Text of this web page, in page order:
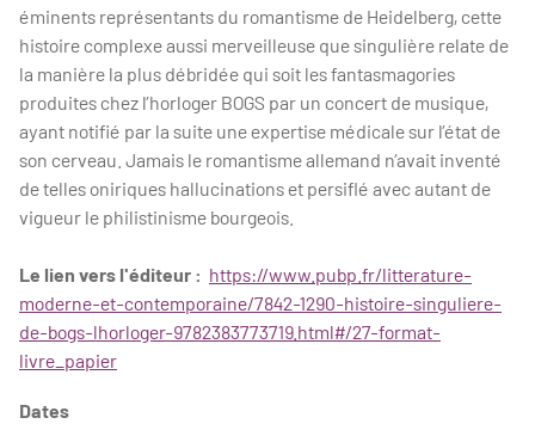
éminents représentants du romantisme de Heidelberg, cette
histoire complexe aussi merveilleuse que singulière relate de
la manière la plus débridée qui soit les fantasmagories
produites chez l’horloger BOGS par un concert de musique,
ayant notifié par la suite une expertise médicale sur l’état de
son cerveau. Jamais le romantisme allemand n’avait inventé
de telles oniriques hallucinations et persiflé avec autant de
vigueur le philistinisme bourgeois.
Le lien vers l'éditeur : https://www.pubp.fr/litterature-
moderne-et-contemporaine/7842-1290-histoire-singuliere-
de-bogs-lhorloger-9782383773719.html#/27-format-
livre_papier
Dates